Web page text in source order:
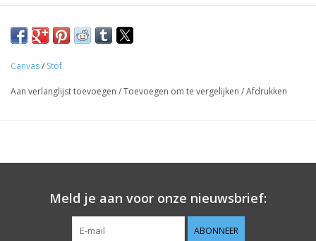
Ideaal voor decoratieprojecten
De stof wordt verkocht per 10 cm. Indien je 1 m wenst, geef
geknipt.
Canvas/ Stof
Aan verlanglijst toevoegen /Toevoegen om te vergelijken /Afdrukken
Meld je aan voor onze nieuwsbrief:
ABONNEER